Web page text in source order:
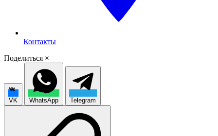
Контакты
Поделиться ×
VK WhatsApp Telegram